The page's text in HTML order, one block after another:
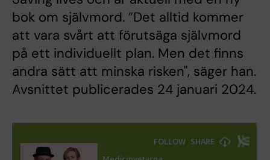
bok om självmord. ”Det alltid kommer
att vara svårt att förutsäga självmord
på ett individuellt plan. Men det finns
andra sätt att minska risken", säger han.
Avsnittet publicerades 24 januari 2024.